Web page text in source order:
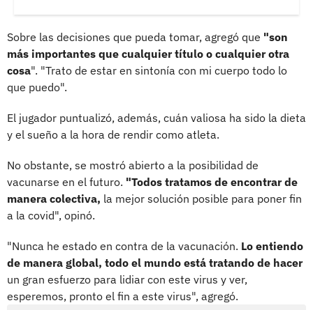
Sobre las decisiones que pueda tomar, agregó que "son
más importantes que cualquier título o cualquier otra
cosa". "Trato de estar en sintonía con mi cuerpo todo lo
que puedo".
El jugador puntualizó, además, cuán valiosa ha sido la dieta
y el sueño a la hora de rendir como atleta.
No obstante, se mostró abierto a la posibilidad de
vacunarse en el futuro. "Todos tratamos de encontrar de
manera colectiva, la mejor solución posible para poner fin
a la covid", opinó.
"Nunca he estado en contra de la vacunación. Lo entiendo
de manera global, todo el mundo está tratando de hacer
un gran esfuerzo para lidiar con este virus y ver,
esperemos, pronto el fin a este virus", agregó.